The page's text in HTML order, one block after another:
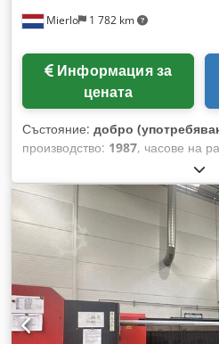
Mierlo 1 782 km
Информация за
цената
Състояние: добро
производство: 1987, часове на
щанцоващ автомат с 24 станции
Време на включване: 42846
Капацитет: 20 тона Брой
материала: 6,35 mm Диаметър
на листа БЕЗ
Dcedpfxjxqr Sqo Abzsk С
2000 x 1000 mm Максимално
Скорост: 30 удара/мин Честота
Нетно тегло: 8500 kg Размери